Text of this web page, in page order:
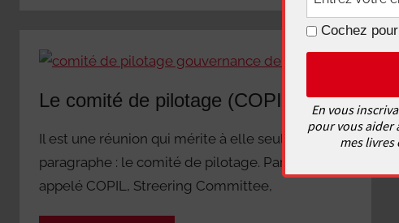
Le comité de pilotage (COPIL)
Il est une réunion qui mérite à elle seule son
paragraphe : le comité de pilotage. Parfois
appelé COPIL, Streering Committee,
Cochez
En vous
pour vous aider
mes